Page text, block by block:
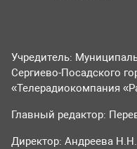
Учредитель:
Сергиево-Посадского
«Телерадиокомпания
Главный редактор:
Директор: Андреева Н.Н.